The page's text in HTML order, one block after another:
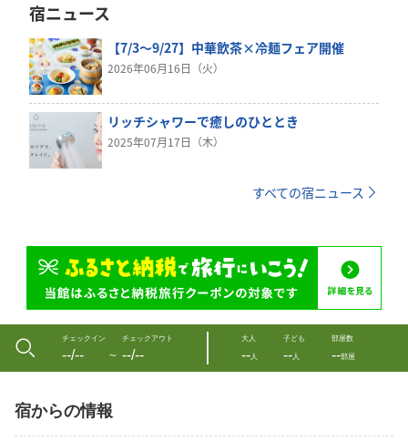
宿ニュース
【7/3～9/27】中華飲茶×冷麺フェア開催
2026年06月16日（火）
リッチシャワーで癒しのひととき
2025年07月17日（木）
すべての宿ニュース
チェックイン
--/-- 〜
チェックアウト
--/--
大人
--人
子ども
--人
部屋数
--部屋
宿からの情報